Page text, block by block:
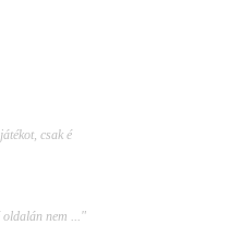
csak é
oldalán nem ..."